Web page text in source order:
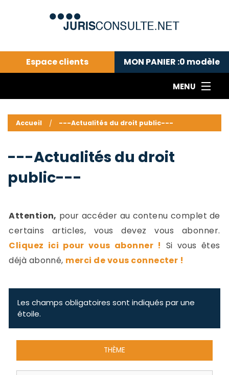
Espace clients MON PANIER :0 modèle
MENU
---Actualités du droit public---
Droit pénal---
Droit privé ---
Abonnement aux actualités
Accueil ---Actualités du droit public---
---Actualités du droit
public---
Attention, pour accéder au contenu complet de
certains articles, vous devez vous abonner.
Cliquez ici pour vous abonner ! Si vous êtes
déjà abonné, merci de vous connecter !
Les champs obligatoires sont indiqués par une
étoile.
THÈME